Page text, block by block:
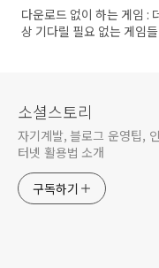
다운로드 없이 하는 게임 :
상 기다릴 필요 없는 게임들
소셜스토리
자기계발, 블로그 운영팁,
터넷 활용법 소개
구독하기